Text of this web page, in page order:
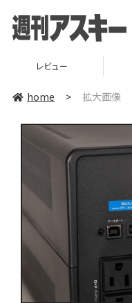
レビュー
home > 拡大画像